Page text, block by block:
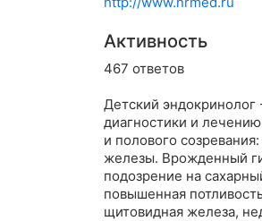
Активность
467 ответов
Детский
диагностики и
и полового
железы. Врожденный
подозрение на
повышенная
щитовидная железа,